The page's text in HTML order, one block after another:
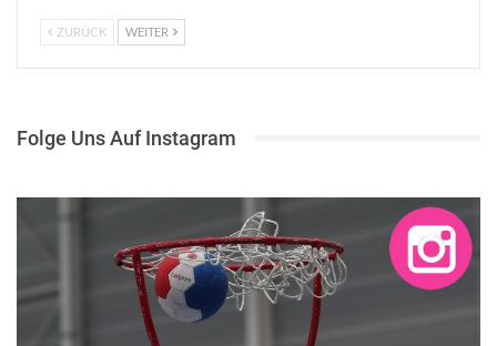
ZURÜCK WEITER
Folge Uns Auf Instagram